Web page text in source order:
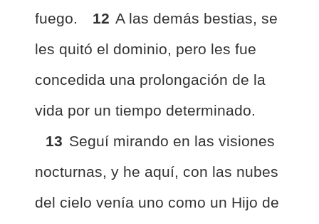
fuego.
12 A las demás bestias, se
les quitó el dominio, pero les fue
concedida una prolongación de la
vida por un tiempo determinado.
13 Seguí mirando en las visiones
nocturnas, y he aquí, con las nubes
del cielo venía uno como un Hijo de